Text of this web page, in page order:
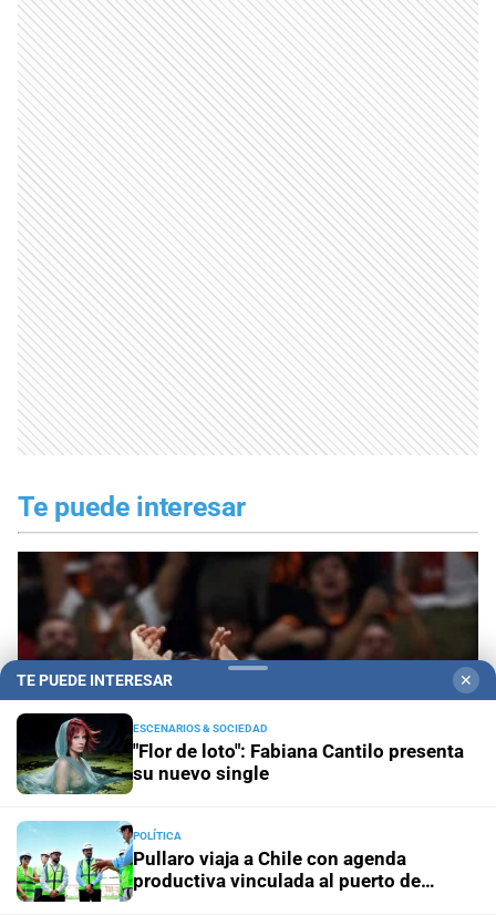
Te puede interesar
Mauro Icardi podría continuar su carrera en
España: el club que quiere ficharlo
TE PUEDE INTERESAR ✕
ESCENARIOS & SOCIEDAD
"Flor de loto": Fabiana Cantilo presenta
su nuevo single
POLÍTICA
Pullaro viaja a Chile con agenda
productiva vinculada al puerto de